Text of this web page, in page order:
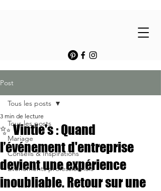
Post
Tous les posts
Mariage
Conseils & Inspirations
Événements professionnels
Tous les posts
✨ Vintie's : Quand
l’événement d'entreprise
devient une expérience
inoubliable. Retour sur une
3 min de lecture